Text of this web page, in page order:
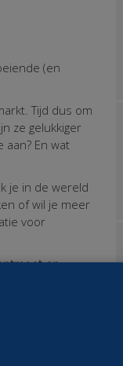
(en
Tijd dus om
ze gelukkiger
En wat
je in de wereld
of wil je meer
voor
en